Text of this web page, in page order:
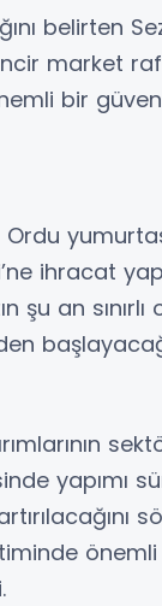
belirten
market
bir
ihracat
an
yapımı